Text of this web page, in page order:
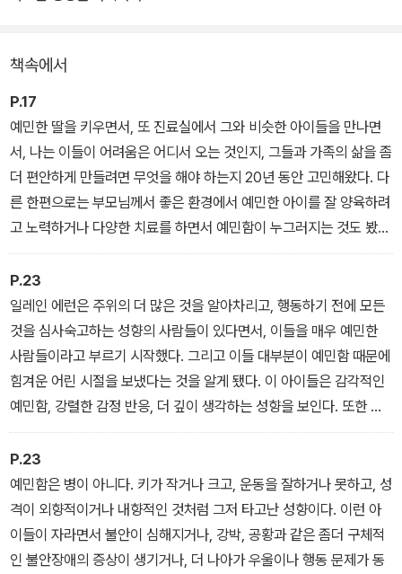
이 책의 핵심 내용을 말하자면 이렇다. “예민함은 타고나는 기질이다.
예민한 아이의 성향은 부모의 잘못이 아니다.” 두 가지는 아무리 강조
해도 지나치지 않는다. 왜냐하면 부모는 내 아이가 잠도 잘 못 자고,
밥도 거의 안 먹고, 울음을 그치지 않고, 또래들과 잘 어울리지 못하는
것이 혹시 임신 기간에 내가 뭔가 잘못했거나 혹은 양육 방법이 잘못
되어서인가 하고 자책하기 때문이다. 하지만 예민함은 기질일 뿐이
책속에서
P.17
예민한 딸을 키우면서, 또 진료실에서 그와 비슷한 아이들을 만나면
서, 나는 이들이 어려움은 어디서 오는 것인지, 그들과 가족의 삶을 좀
더 편안하게 만들려면 무엇을 해야 하는지 20년 동안 고민해왔다. 다
른 한편으로는 부모님께서 좋은 환경에서 예민한 아이를 잘 양육하려
고 노력하거나 다양한 치료를 하면서 예민함이 누그러지는 것도 봤
고, 아이들의 예민함을 조절하는 능력이 자라는 것도 봤다.
P.23
일레인 에런은 주위의 더 많은 것을 알아차리고, 행동하기 전에 모든
것을 심사숙고하는 성향의 사람들이 있다면서, 이들을 매우 예민한
사람들이라고 부르기 시작했다. 그리고 이들 대부분이 예민함 때문에
힘겨운 어린 시절을 보냈다는 것을 알게 됐다. 이 아이들은 감각적인
예민함, 강렬한 감정 반응, 더 깊이 생각하는 성향을 보인다. 또한 환
경의 자극이나 미묘한 변화, 주변 사람들의 감정 변화를 민감하게 알
아차리고 쉽게 영향을 받아 압도된다. 어떤 아이는 자신을 짜증 나게
하거나 압도하는 것을 피하려고 혹은 이에 대한 반응으로 발끈 성질
을 낸다. 이 아이들은 또래에 비해서 휴식과 충전 시간을 더 많이 필요
로 한다. 공감 능력이 탁월하기 때문에 사회성이 뛰어날 수도 있지만,
압도된 감정 탓에 주변 사람들을 배려하지 못할 수도 있다.
P.23
예민함은 병이 아니다. 키가 작거나 크고, 운동을 잘하거나 못하고, 성
격이 외향적이거나 내향적인 것처럼 그저 타고난 성향이다. 이런 아
이들이 자라면서 불안이 심해지거나, 강박, 공황과 같은 좀더 구체적
인 불안장애의 증상이 생기거나, 더 나아가 우울이나 행동 문제가 동